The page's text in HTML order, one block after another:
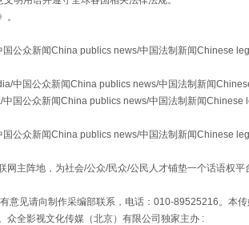
。
公众新闻China publics news/中国法制新闻Chinese
中国公众新闻China publics news/中国法制新闻
国公众新闻China publics news/中国法制新闻Chinese
公众新闻China publics news/中国法制新闻Chinese
主阵地，为社会/公众/民众/公民人才铺垫一个话语权
意见请向制作采编部联系，电话：010-89525216。本
众全影视文化传媒（北京）有限公司独家主办 :